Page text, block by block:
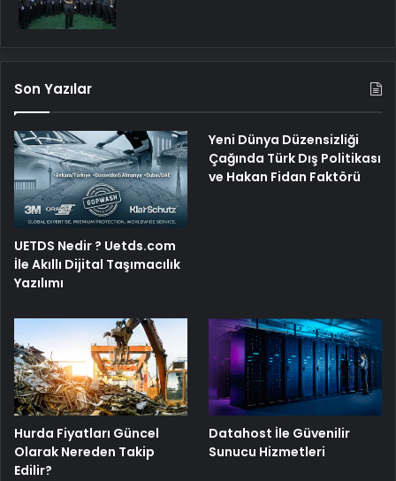
Son Yazılar
UETDS Nedir ? Uetds.com
İle Akıllı Dijital Taşımacılık
Yazılımı
Yeni Dünya Düzensizliği
Çağında Türk Dış Politikası
ve Hakan Fidan Faktörü
Hurda Fiyatları Güncel
Olarak Nereden Takip
Edilir?
Datahost İle Güvenilir
Sunucu Hizmetleri